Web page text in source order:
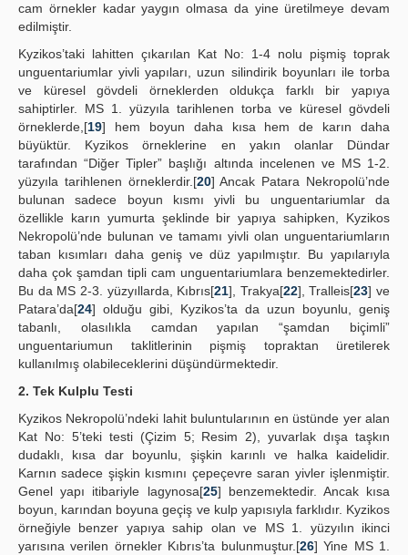
cam örnekler kadar yaygın olmasa da yine üretilmeye devam
edilmiştir.
Kyzikos’taki lahitten çıkarılan Kat No: 1-4 nolu pişmiş toprak
unguentariumlar yivli yapıları, uzun silindirik boyunları ile torba
ve küresel gövdeli örneklerden oldukça farklı bir yapıya
sahiptirler. MS 1. yüzyıla tarihlenen torba ve küresel gövdeli
örneklerde,[19] hem boyun daha kısa hem de karın daha
büyüktür. Kyzikos örneklerine en yakın olanlar Dündar
tarafından “Diğer Tipler” başlığı altında incelenen ve MS 1-2.
yüzyıla tarihlenen örneklerdir.[20] Ancak Patara Nekropolü’nde
bulunan sadece boyun kısmı yivli bu unguentariumlar da
özellikle karın yumurta şeklinde bir yapıya sahipken, Kyzikos
Nekropolü’nde bulunan ve tamamı yivli olan unguentariumların
taban kısımları daha geniş ve düz yapılmıştır. Bu yapılarıyla
daha çok şamdan tipli cam unguentariumlara benzemektedirler.
Bu da MS 2-3. yüzyıllarda, Kıbrıs[21], Trakya[22], Tralleis[23] ve
Patara’da[24] olduğu gibi, Kyzikos’ta da uzun boyunlu, geniş
tabanlı, olasılıkla camdan yapılan “şamdan biçimli”
unguentariumun taklitlerinin pişmiş topraktan üretilerek
kullanılmış olabileceklerini düşündürmektedir.
2. Tek Kulplu Testi
Kyzikos Nekropolü’ndeki lahit buluntularının en üstünde yer alan
Kat No: 5’teki testi (Çizim 5; Resim 2), yuvarlak dışa taşkın
dudaklı, kısa dar boyunlu, şişkin karınlı ve halka kaidelidir.
Karnın sadece şişkin kısmını çepeçevre saran yivler işlenmiştir.
Genel yapı itibariyle lagynosa[25] benzemektedir. Ancak kısa
boyun, karından boyuna geçiş ve kulp yapısıyla farklıdır. Kyzikos
örneğiyle benzer yapıya sahip olan ve MS 1. yüzyılın ikinci
yarısına verilen örnekler Kıbrıs’ta bulunmuştur.[26] Yine MS 1.